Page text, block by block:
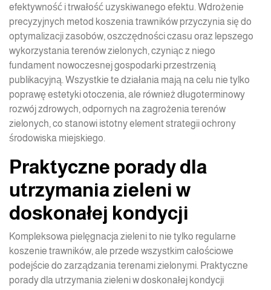
efektywność i trwałość uzyskiwanego efektu. Wdrożenie
precyzyjnych metod koszenia trawników przyczynia się do
optymalizacji zasobów, oszczędności czasu oraz lepszego
wykorzystania terenów zielonych, czyniąc z niego
fundament nowoczesnej gospodarki przestrzenią
publikacyjną. Wszystkie te działania mają na celu nie tylko
poprawę estetyki otoczenia, ale również długoterminowy
rozwój zdrowych, odpornych na zagrożenia terenów
zielonych, co stanowi istotny element strategii ochrony
środowiska miejskiego.
Praktyczne porady dla
utrzymania zieleni w
doskonałej kondycji
Kompleksowa pielęgnacja zieleni to nie tylko regularne
koszenie trawników, ale przede wszystkim całościowe
podejście do zarządzania terenami zielonymi. Praktyczne
porady dla utrzymania zieleni w doskonałej kondycji